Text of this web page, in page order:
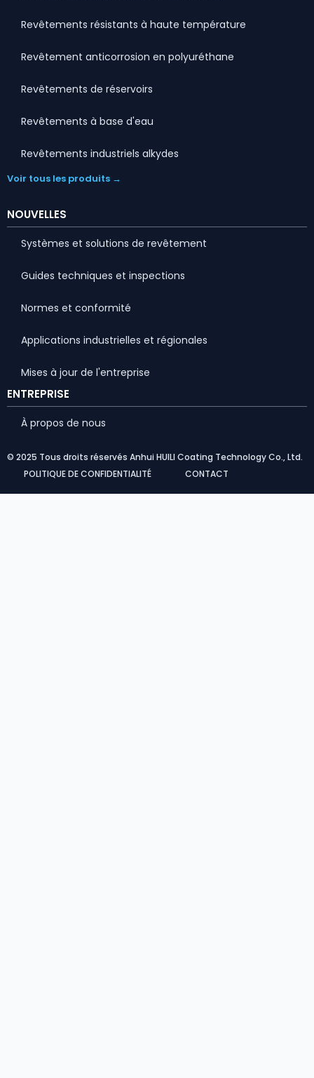
Revêtements résistants à haute température
Revêtement anticorrosion en polyuréthane
Revêtements de réservoirs
Revêtements à base d'eau
Revêtements industriels alkydes
Voir tous les produits →
NOUVELLES
Systèmes et solutions de revêtement
Guides techniques et inspections
Normes et conformité
Applications industrielles et régionales
Mises à jour de l'entreprise
ENTREPRISE
À propos de nous
© 2025 Tous droits réservés Anhui HUILI Coating Technology Co., Ltd.
POLITIQUE DE CONFIDENTIALITÉ
CONTACT